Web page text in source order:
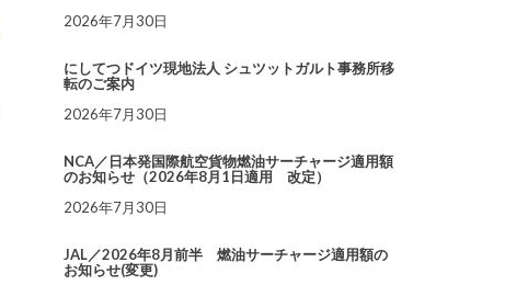
2026年7月30日
にしてつドイツ現地法人 シュツットガルト事務所移
転のご案内
2026年7月30日
NCA／日本発国際航空貨物燃油サーチャージ適用額
のお知らせ（2026年8月1日適用 改定）
2026年7月30日
JAL／2026年8月前半 燃油サーチャージ適用額の
お知らせ(変更)